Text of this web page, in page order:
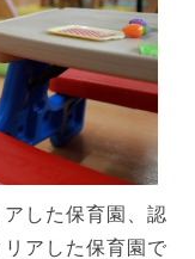
した保育園、認
アした保育園で